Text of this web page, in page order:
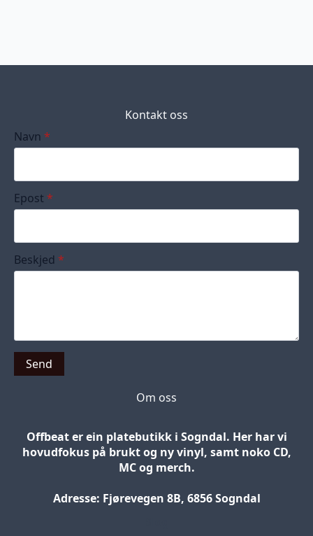
Kontakt oss
Navn *
Epost *
Beskjed *
Send
Om oss
Offbeat er ein platebutikk i Sogndal. Her har vi
hovudfokus på brukt og ny vinyl, samt noko CD,
MC og merch.
Adresse: Fjørevegen 8B, 6856 Sogndal